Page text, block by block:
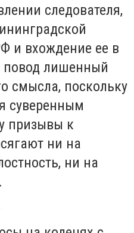
следователя,
и вхождение ее в
повод лишенный
смысла, поскольку
суверенным
призывы к
ни на
ни на